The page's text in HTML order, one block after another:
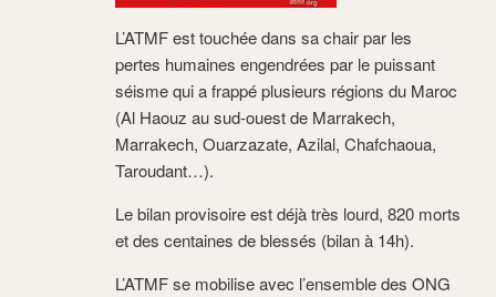
L’ATMF est touchée dans sa chair par les
pertes humaines engendrées par le puissant
séisme qui a frappé plusieurs régions du Maroc
(Al Haouz au sud-ouest de Marrakech,
Marrakech, Ouarzazate, Azilal, Chafchaoua,
Taroudant…).
Le bilan provisoire est déjà très lourd, 820 morts
et des centaines de blessés (bilan à 14h).
L’ATMF se mobilise avec l’ensemble des ONG